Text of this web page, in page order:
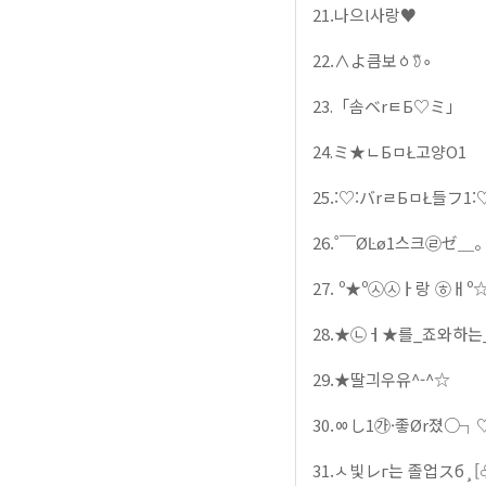
21.나으l사랑♥
22.∧よ큼보ㆁ𖠘∘
23.「솜ベrㅌБ♡ミ」
24.ミ★ㄴБㅁŁ고양O1
25.:♡:バrㄹБㅁŁ들フ
26.˚￣ØĿø1스크㉣ゼ＿。
27. º★º㉦㉦ㅏ랑 ㉭ㅐ
28.★㉡ㅓ★를_죠와하
29.★딸긔우유^-^☆
30.ㆀし1㉮·좋Ør졌
31.ㅅ빛レг는 졸업ス